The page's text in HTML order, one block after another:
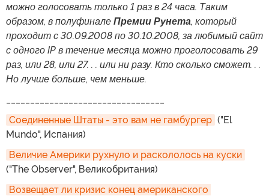
можно голосовать только 1 раз в 24 часа. Таким
образом, в полуфинале Премии Рунета, который
проходит с 30.09.2008 по 30.10.2008, за любимый сайт
с одного IP в течение месяца можно проголосовать 29
раз, или 28, или 27. . . или ни разу. Кто сколько сможет. . .
Но лучше больше, чем меньше.
Соединенные Штаты - это вам не гамбургер ("El
Mundo", Испания)
Величие Америки рухнуло и раскололось на куски
("The Observer", Великобритания)
Возвещает ли кризис конец американского